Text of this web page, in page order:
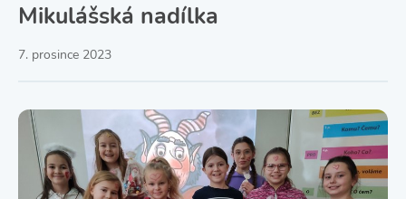
Mikulášská nadílka
7. prosince 2023